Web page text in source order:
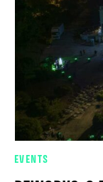
EVENTS